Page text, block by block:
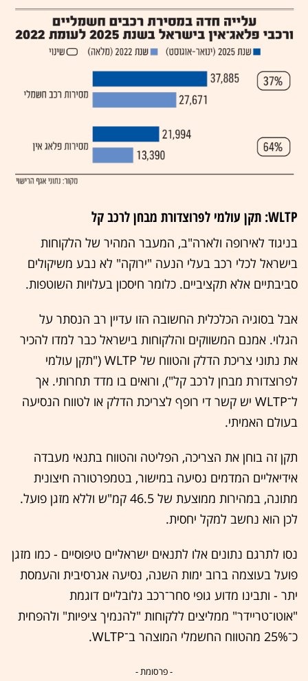
WLTP: תקן עולמי לפרוצדורת מבחן לרכב קל
בניגוד לאירופה ולארה"ב, המעבר המהיר של הלקוחות
בישראל לכלי רכב בעלי הנעה "ירוקה" לא נבע משיקולים
סביבתיים אלא תקציביים. כלומר חיסכון בעלויות השוטפות.
אבל בסוגיה הכלכלית החשובה הזו עדיין רב הנסתר על
הגלוי. אמנם המשווקים והלקוחות בישראל כבר למדו להכיר
את נתוני צריכת הדלק והטווח של WLTP ("תקן עולמי
לפרוצדורת מבחן לרכב קל"), ורואים בו מדד תחרותי. אך
ל־WLTP יש קשר די רופף לצריכת הדלק או לטווח הנסיעה
בעולם האמיתי.
תקן זה בוחן את הצריכה, הפליטה והטווח בתנאי מעבדה
אידיאליים המדמים נסיעה במישור, בטמפרטורה חיצונית
מתונה, במהירות ממוצעת של 46.5 קמ"ש וללא מזגן פועל.
לכן הוא נחשב למקל יחסית.
נסו לתרגם נתונים אלו לתנאים ישראליים טיפוסיים - כמו מזגן
פועל בעוצמה ברוב ימות השנה, נסיעה אגרסיבית והעמסת
יתר - ותבינו מדוע גופי סחר־רכב גלובליים דוגמת
"אוטו־טריידר" ממליצים ללקוחות "להנמיך ציפיות" ולהפחית
כ־25% מהטווח החשמלי המוצהר ב־WLTP.
- פרסומת -